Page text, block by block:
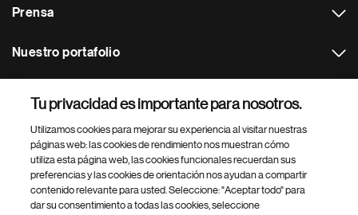
Prensa
Nuestro portafolio
Footer Site Search
Tu privacidad es importante para nosotros.
Utilizamos cookies para mejorar su experiencia al visitar nuestras
páginas web: las cookies de rendimiento nos muestran cómo
utiliza esta página web, las cookies funcionales recuerdan sus
preferencias y las cookies de orientación nos ayudan a compartir
contenido relevante para usted. Seleccione: "Aceptar todo" para
dar su consentimiento a todas las cookies, seleccione